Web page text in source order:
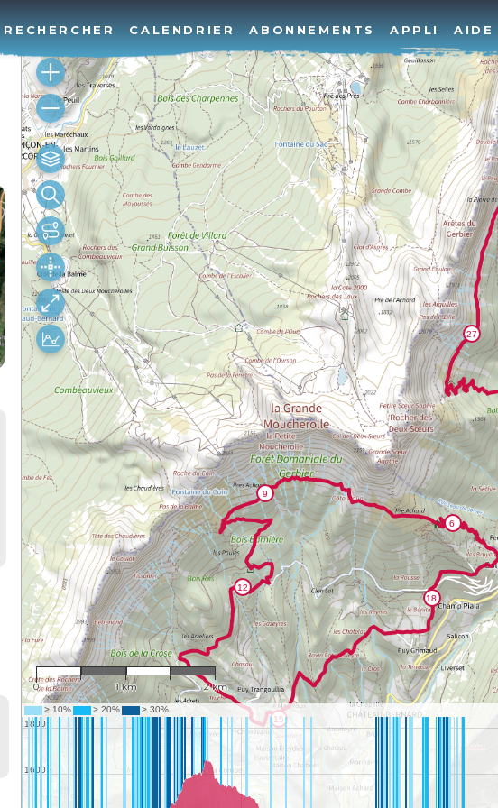
RECHERCHER CALENDRIER ABONNEMENTS APPLI AIDE
1 : 35,964
0 1 km 2 km